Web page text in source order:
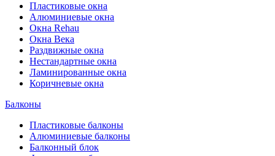
Пластиковые окна
Алюминиевые окна
Окна Rehau
Окна Века
Раздвижные окна
Нестандартные окна
Ламинированные окна
Коричневые окна
Балконы
Пластиковые балконы
Алюминиевые балконы
Балконный блок